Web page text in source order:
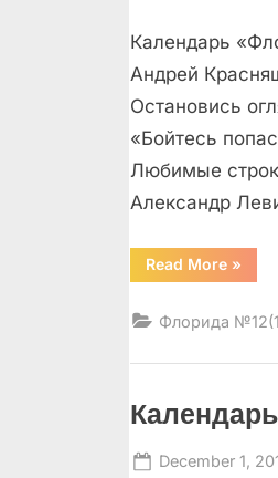
Календарь
Андрей
Остановись
«Бойтесь
Любимые
Александр
Read More“”
»
Флорида
Posted
December 1,